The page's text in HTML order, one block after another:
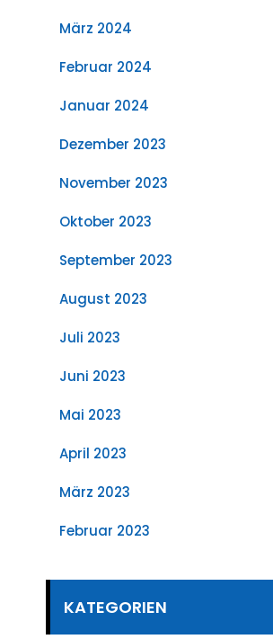
März 2024
Februar 2024
Januar 2024
Dezember 2023
November 2023
Oktober 2023
September 2023
August 2023
Juli 2023
Juni 2023
Mai 2023
April 2023
März 2023
Februar 2023
KATEGORIEN